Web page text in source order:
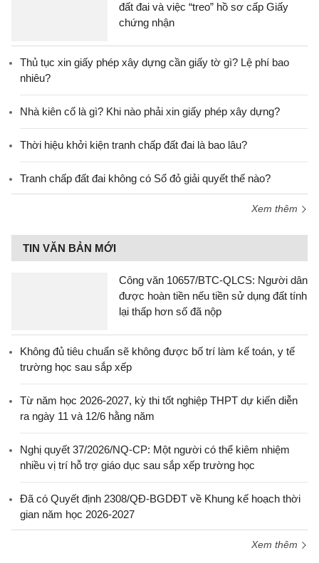
đất đai và việc “treo” hồ sơ cấp Giấy
chứng nhận
Thủ tục xin giấy phép xây dựng cần giấy tờ gì? Lệ phí bao
nhiêu?
Nhà kiên cố là gì? Khi nào phải xin giấy phép xây dựng?
Thời hiệu khởi kiện tranh chấp đất đai là bao lâu?
Tranh chấp đất đai không có Sổ đỏ giải quyết thế nào?
Xem thêm
TIN VĂN BẢN MỚI
Công văn 10657/BTC-QLCS: Người dân
được hoàn tiền nếu tiền sử dụng đất tính
lại thấp hơn số đã nộp
Không đủ tiêu chuẩn sẽ không được bố trí làm kế toán, y tế
trường học sau sắp xếp
Từ năm học 2026-2027, kỳ thi tốt nghiệp THPT dự kiến diễn
ra ngày 11 và 12/6 hằng năm
Nghị quyết 37/2026/NQ-CP: Một người có thể kiêm nhiệm
nhiều vị trí hỗ trợ giáo dục sau sắp xếp trường học
Đã có Quyết định 2308/QĐ-BGDĐT về Khung kế hoạch thời
gian năm học 2026-2027
Xem thêm